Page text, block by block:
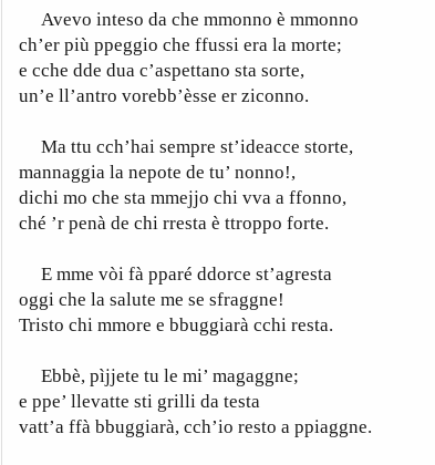
Avevo inteso da che mmonno è mmonno
ch’er più ppeggio che ffussi era la morte;
e cche dde dua c’aspettano sta sorte,
un’e ll’antro vorebb’èsse er ziconno.
Ma ttu cch’hai sempre st’ideacce storte,
mannaggia la nepote de tu’ nonno!,
dichi mo che sta mmejjo chi vva a ffonno,
ché ’r penà de chi rresta è ttroppo forte.
E mme vòi fà pparé ddorce st’agresta
oggi che la salute me se sfraggne!
Tristo chi mmore e bbuggiarà cchi resta.
Ebbè, pìjjete tu le mi’ magaggne;
e ppe’ llevatte sti grilli da testa
vatt’a ffà bbuggiarà, cch’io resto a ppiaggne.